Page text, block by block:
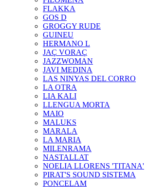
FLAKKA
GOS D
GROGGY RUDE
GUINEU
HERMANO L
JAÇ VORAÇ
JAZZWOMAN
JAVI MEDINA
LAS NINYAS DEL CORRO
LA OTRA
LIA KALI
LLENGUA MORTA
MAIO
MALUKS
MARALA
LA MARIA
MILENRAMA
NASTALLAT
NOELIA LLORENS 'TITANA'
PIRAT'S SOUND SISTEMA
PONCELAM